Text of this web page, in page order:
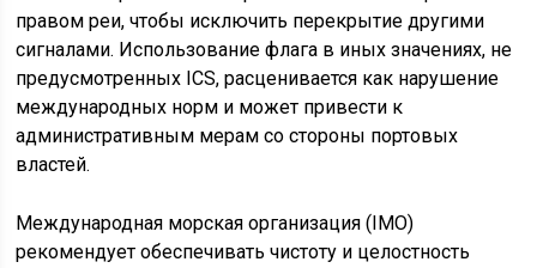
правом реи, чтобы исключить перекрытие другими
сигналами. Использование флага в иных значениях, не
предусмотренных ICS, расценивается как нарушение
международных норм и может привести к
административным мерам со стороны портовых
властей.
Международная морская организация (IMO)
рекомендует обеспечивать чистоту и целостность